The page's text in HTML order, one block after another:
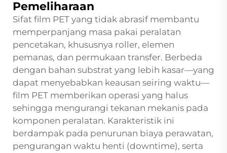
Pemeliharaan
Sifat film PET yang tidak abrasif membantu
memperpanjang masa pakai peralatan
pencetakan, khususnya roller, elemen
pemanas, dan permukaan transfer. Berbeda
dengan bahan substrat yang lebih kasar—yang
dapat menyebabkan keausan seiring waktu—
film PET memberikan operasi yang halus
sehingga mengurangi tekanan mekanis pada
komponen peralatan. Karakteristik ini
berdampak pada penurunan biaya perawatan,
pengurangan waktu henti (downtime), serta